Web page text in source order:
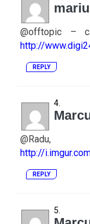
@offtopic –
http://
REPLY
@Radu,
http://
REPLY